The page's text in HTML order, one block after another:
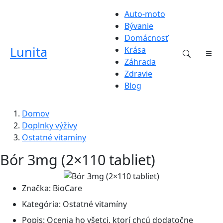
Lunita
Auto-moto
Bývanie
Domácnosť
Krása
Záhrada
Zdravie
Blog
Domov
Doplnky výživy
Ostatné vitamíny
Bór 3mg (2×110 tabliet)
Značka: BioCare
Kategória: Ostatné vitamíny
Popis: Ocenia ho všetci, ktorí chcú dodatočne